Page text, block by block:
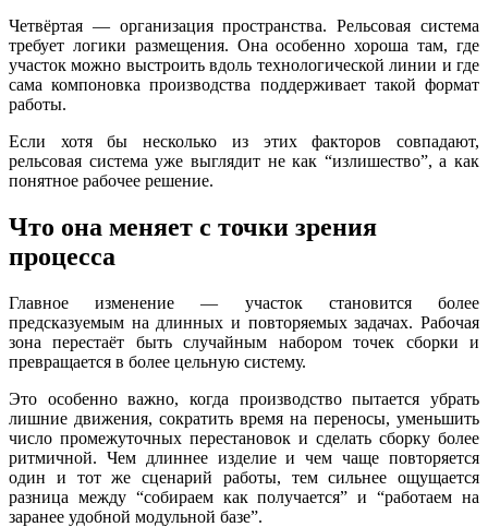
Четвёртая — организация пространства. Рельсовая система
требует логики размещения. Она особенно хороша там, где
участок можно выстроить вдоль технологической линии и где
сама компоновка производства поддерживает такой формат
работы.
Если хотя бы несколько из этих факторов совпадают,
рельсовая система уже выглядит не как “излишество”, а как
понятное рабочее решение.
Что она меняет с точки зрения
процесса
Главное изменение — участок становится более
предсказуемым на длинных и повторяемых задачах. Рабочая
зона перестаёт быть случайным набором точек сборки и
превращается в более цельную систему.
Это особенно важно, когда производство пытается убрать
лишние движения, сократить время на переносы, уменьшить
число промежуточных перестановок и сделать сборку более
ритмичной. Чем длиннее изделие и чем чаще повторяется
один и тот же сценарий работы, тем сильнее ощущается
разница между “собираем как получается” и “работаем на
заранее удобной модульной базе”.